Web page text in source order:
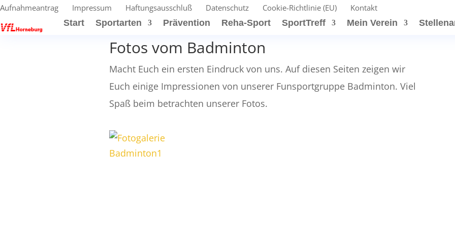
Aufnahmeantrag Impressum Haftungsausschluß Datenschutz Cookie-Richtlinie (EU)
Kontakt
Start
Sportarten Prävention Reha-Sport SportTreff Mein Verein
Fotos vom Badminton
Macht Euch ein ersten Eindruck von uns. Auf diesen Seiten zeigen wir
Euch einige Impressionen von unserer Funsportgruppe Badminton. Viel
Spaß beim betrachten unserer Fotos.